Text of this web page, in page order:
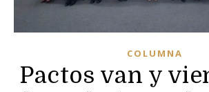
COLUMNA
Pactos van y